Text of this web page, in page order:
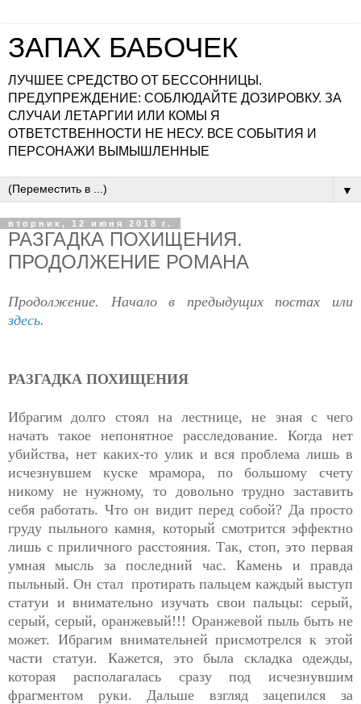
ЗАПАХ БАБОЧЕК
ЛУЧШЕЕ СРЕДСТВО ОТ БЕССОННИЦЫ.
ПРЕДУПРЕЖДЕНИЕ: СОБЛЮДАЙТЕ ДОЗИРОВКУ. ЗА
СЛУЧАИ ЛЕТАРГИИ ИЛИ КОМЫ Я
ОТВЕТСТВЕННОСТИ НЕ НЕСУ. ВСЕ СОБЫТИЯ И
ПЕРСОНАЖИ ВЫМЫШЛЕННЫЕ
▼
вторник, 12 июня 2018 г.
РАЗГАДКА ПОХИЩЕНИЯ.
ПРОДОЛЖЕНИЕ РОМАНА
Продолжение. Начало в предыдущих постах или
здесь.
РАЗГАДКА ПОХИЩЕНИЯ
Ибрагим долго стоял на лестнице, не зная с чего
начать такое непонятное расследование. Когда нет
убийства, нет каких-то улик и вся проблема лишь в
исчезнувшем куске мрамора, по большому счету
никому не нужному, то довольно трудно заставить
себя работать. Что он видит перед собой? Да просто
груду пыльного камня, который смотрится эффектно
лишь с приличного расстояния. Так, стоп, это первая
умная мысль за последний час. Камень и правда
пыльный. Он стал протирать пальцем каждый выступ
статуи и внимательно изучать свои пальцы: серый,
серый, серый, оранжевый!!! Оранжевой пыль быть не
может. Ибрагим внимательней присмотрелся к этой
части статуи. Кажется, это была складка одежды,
которая располагалась сразу под исчезнувшим
фрагментом руки. Дальше взгляд зацепился за